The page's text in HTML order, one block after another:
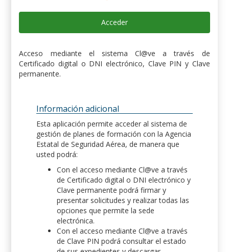
Acceder
Acceso mediante el sistema Cl@ve a través de
Certificado digital o DNI electrónico, Clave PIN y Clave
permanente.
Información adicional
Esta aplicación permite acceder al sistema de
gestión de planes de formación con la Agencia
Estatal de Seguridad Aérea, de manera que
usted podrá:
Con el acceso mediante Cl@ve a través
de Certificado digital o DNI electrónico y
Clave permanente podrá firmar y
presentar solicitudes y realizar todas las
opciones que permite la sede
electrónica.
Con el acceso mediante Cl@ve a través
de Clave PIN podrá consultar el estado